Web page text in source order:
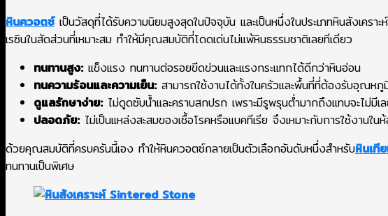
หินควอตซ์เป็นวัสดุที่ได้รับความนิยมสูงสุดในปัจจุบัน และเป็นหนึ่งในประเภทหินสังเคร
เรซินในสัดส่วนที่เหมาะสม ทำให้มีคุณสมบัติที่โดดเด่นไม่แพ้หินธรรมชาติเลยทีเดียว
ทนทานสูง:แข็งแรง ทนทานต่อรอยขีดข่วนและแรงกระแทกได้ดีกว่าหินอ่อน
ทนความร้อนและความเย็น:สามารถใช้งานได้ทั้งในครัวและพื้นที่ที่ต้องรับอุณหภู
ดูแลรักษาง่าย:ไม่ดูดซับน้ำและคราบสกปรก เพราะมีรูพรุนต่ำมากถึงแทบจะไม่มีเ
ปลอดภัย:ไม่เป็นแหล่งสะสมของเชื้อโรคหรือแบคทีเรีย จึงเหมาะกับการใช้งานใ
ด้วยคุณสมบัติที่ครบครันนี้เอง ทำให้หินควอตซ์กลายเป็นตัวเลือกอันดับหนึ่งสำหรับหินเที
ทนทานเป็นพิเศษ